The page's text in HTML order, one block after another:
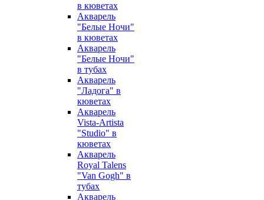
в кюветах
Акварель
"Белые Ночи"
в кюветах
Акварель
"Белые Ночи"
в тубах
Акварель
"Ладога" в
кюветах
Акварель
Vista-Artista
"Studio" в
кюветах
Акварель
Royal Talens
"Van Gogh" в
тубах
Акварель